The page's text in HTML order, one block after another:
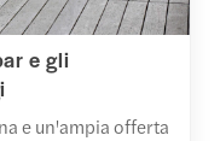
e gli
e un'ampia offerta